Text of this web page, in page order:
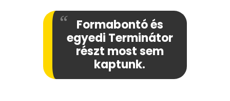
Formabontó és
egyedi Terminátor
részt most sem
kaptunk.